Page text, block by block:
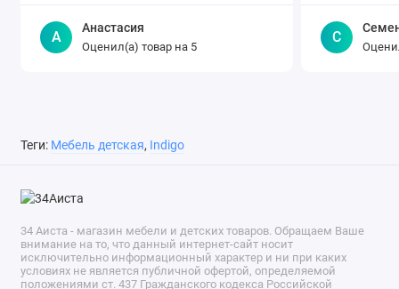
А
Анастасия
Оценил(а) товар на 5
С
Теги: Мебель детская, Indigo
34 Аиста - магазин мебели и детских товаров. Обращаем Ваше
внимание на то, что данный интернет-сайт носит
исключительно информационный характер и ни при каких
условиях не является публичной офертой, определяемой
положениями ст. 437 Гражданского кодекса Российской